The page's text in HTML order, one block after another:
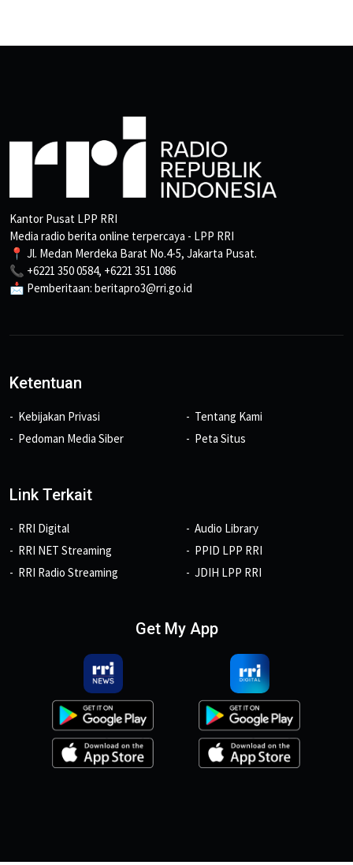
Kantor Pusat LPP RRI
Media radio berita online terpercaya - LPP RRI
📍 Jl. Medan Merdeka Barat No.4-5, Jakarta Pusat.
📞 +6221 350 0584, +6221 351 1086
📩 Pemberitaan: beritapro3@rri.go.id
Ketentuan
Kebijakan Privasi
Pedoman Media Siber
Tentang Kami
Peta Situs
Link Terkait
RRI Digital
RRI NET Streaming
RRI Radio Streaming
Audio Library
PPID LPP RRI
JDIH LPP RRI
Get My App